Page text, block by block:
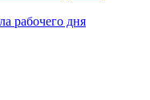
рабочего дня